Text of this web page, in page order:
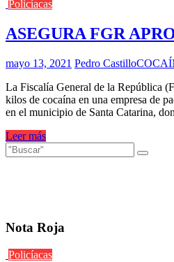
Policíacas
ASEGURA FGR
mayo 13, 2021 Pedro Castillo
La Fiscalía General de la República
kilos de cocaína en una empresa de
en el municipio de Santa Catarina,
Leer más
Nota Roja
Policíacas